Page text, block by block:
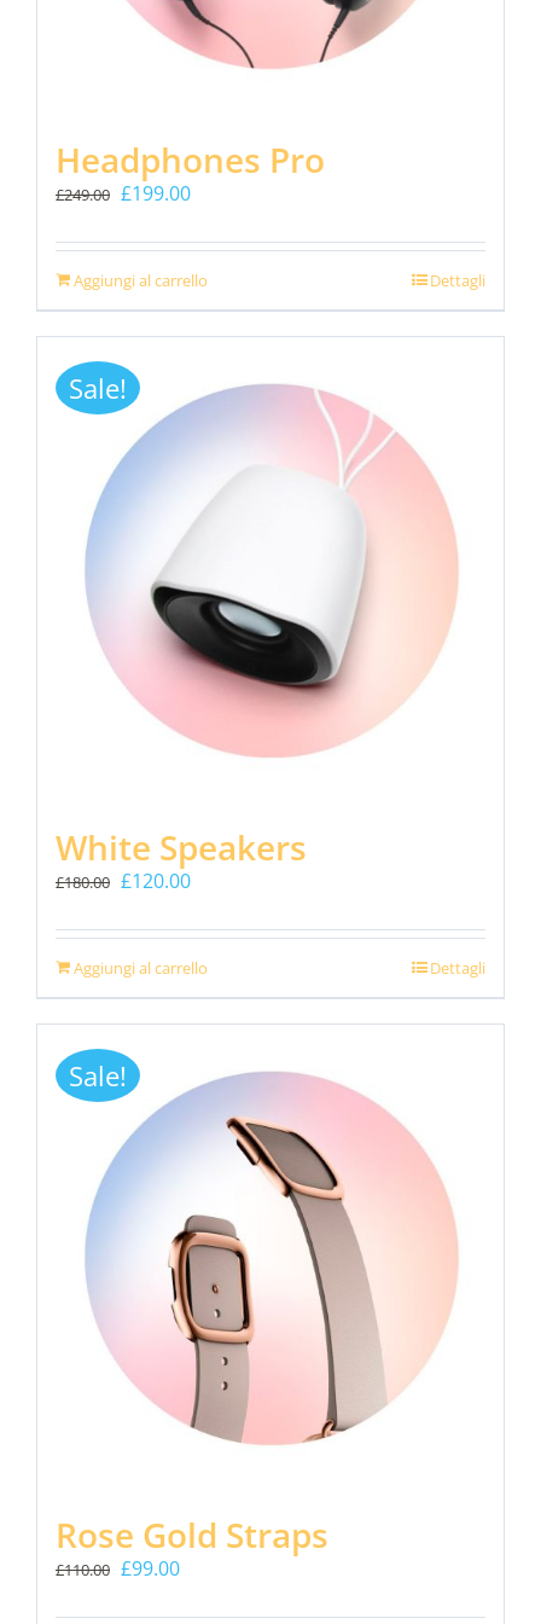
Headphones Pro
£249.00 Il
originale
era:
£249.00.
£199.00Il
attuale
è:
Aggiungi al carrello Dettagli
Sale!
White Speakers
£180.00 Il
originale
era:
£180.00.
£120.00Il
attuale
è:
Aggiungi al carrello Dettagli
Sale!
Rose Gold Straps
£110.00 Il
£99.00Il